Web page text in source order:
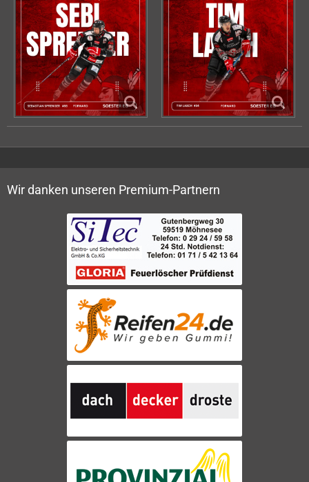
Wir danken unseren Premium-Partnern